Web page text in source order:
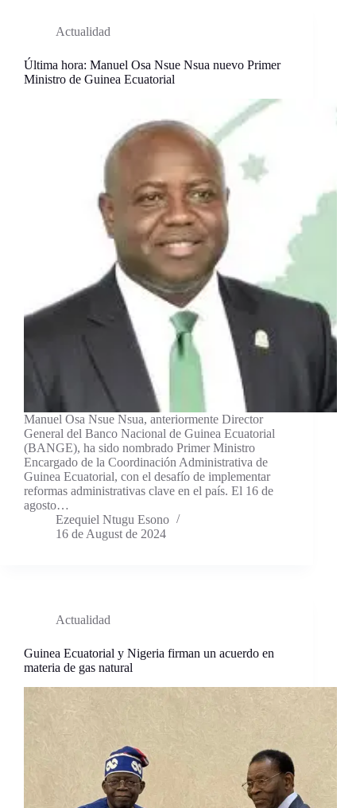
Actualidad
Última hora: Manuel Osa Nsue Nsua nuevo Primer
Ministro de Guinea Ecuatorial
Manuel Osa Nsue Nsua, anteriormente Director
General del Banco Nacional de Guinea Ecuatorial
(BANGE), ha sido nombrado Primer Ministro
Encargado de la Coordinación Administrativa de
Guinea Ecuatorial, con el desafío de implementar
reformas administrativas clave en el país. El 16 de
agosto…
Ezequiel Ntugu Esono
16 de August de 2024
Actualidad
Guinea Ecuatorial y Nigeria firman un acuerdo en
materia de gas natural